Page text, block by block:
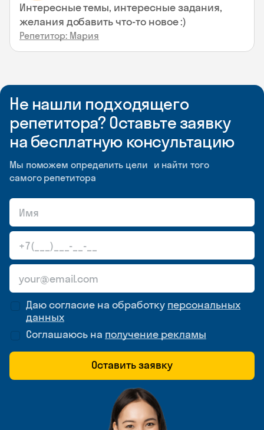
Интересные темы, интересные задания,
желания добавить что-то новое :)
Репетитор: Мария
Не нашли подходящего
репетитора? Оставьте заявку
на бесплатную консультацию
Мы поможем определить цели и найти того
самого репетитора
Даю согласие на обработку персональных
данных
Соглашаюсь на получение рекламы
Оставить заявку